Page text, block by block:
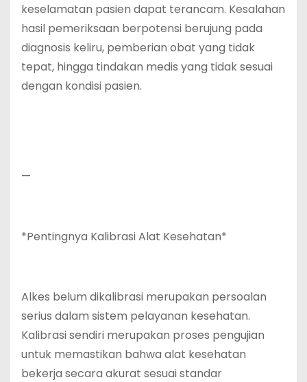
keselamatan pasien dapat terancam. Kesalahan
hasil pemeriksaan berpotensi berujung pada
diagnosis keliru, pemberian obat yang tidak
tepat, hingga tindakan medis yang tidak sesuai
dengan kondisi pasien.
—
*Pentingnya Kalibrasi Alat Kesehatan*
Alkes belum dikalibrasi merupakan persoalan
serius dalam sistem pelayanan kesehatan.
Kalibrasi sendiri merupakan proses pengujian
untuk memastikan bahwa alat kesehatan
bekerja secara akurat sesuai standar